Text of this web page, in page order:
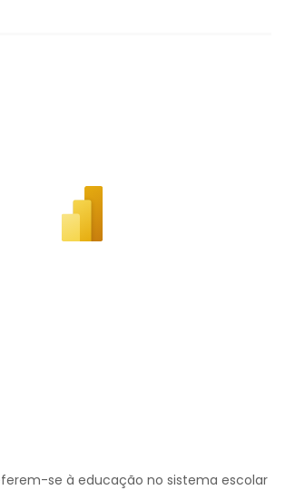
se à educação no sistema escolar